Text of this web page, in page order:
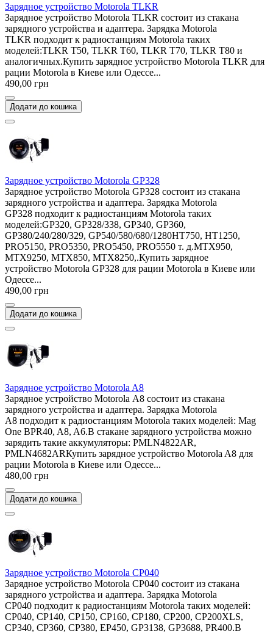
Зарядное устройство Motorola TLKR
Зарядное устройство Motorola TLKR состоит из стакана
зарядного устройства и адаптера. Зарядка Motorola
TLKR подходит к радиостанциям Motorola таких
моделей:TLKR T50, TLKR T60, TLKR T70, TLKR T80 и
аналогичных.Купить зарядное устройство Motorola TLKR для
рации Motorola в Киеве или Одессе...
490,00 грн
Додати до кошика
Зарядное устройство Motorola GP328
Зарядное устройство Motorola GP328 состоит из стакана
зарядного устройства и адаптера. Зарядка Motorola
GP328 подходит к радиостанциям Motorola таких
моделей:GP320, GP328/338, GP340, GP360,
GP380/240/280/329, GP540/580/680/1280HT750, HT1250,
PRO5150, PRO5350, PRO5450, PRO5550 т. д.MTX950,
MTX9250, MTX850, MTX8250,.Купить зарядное
устройство Motorola GP328 для рации Motorola в Киеве или
Одессе...
490,00 грн
Додати до кошика
Зарядное устройство Motorola A8
Зарядное устройство Motorola A8 состоит из стакана
зарядного устройства и адаптера. Зарядка Motorola
A8 подходит к радиостанциям Motorola таких моделей: Mag
One BPR40, A8, A6.В стакане зарядного устройства можно
зарядить такие аккумуляторы: PMLN4822AR,
PMLN4682ARКупить зарядное устройство Motorola A8 для
рации Motorola в Киеве или Одессе...
480,00 грн
Додати до кошика
Зарядное устройство Motorola CP040
Зарядное устройство Motorola CP040 состоит из стакана
зарядного устройства и адаптера. Зарядка Motorola
CP040 подходит к радиостанциям Motorola таких моделей:
CP040, CP140, CP150, CP160, CP180, CP200, CP200XLS,
CP340, CP360, CP380, EP450, GP3138, GP3688, PR400.В